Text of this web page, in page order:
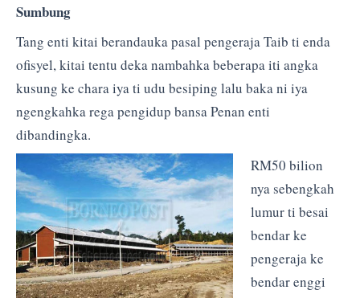
Sumbung
Tang enti kitai berandauka pasal pengeraja Taib ti enda
ofisyel, kitai tentu deka nambahka beberapa iti angka
kusung ke chara iya ti udu besiping lalu baka ni iya
ngengkahka rega pengidup bansa Penan enti
dibandingka.
RM50 bilion
nya sebengkah
lumur ti besai
bendar ke
pengeraja ke
bendar enggi